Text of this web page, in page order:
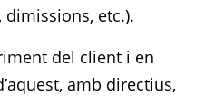
dimissions, etc.).
del client i en
amb directius,